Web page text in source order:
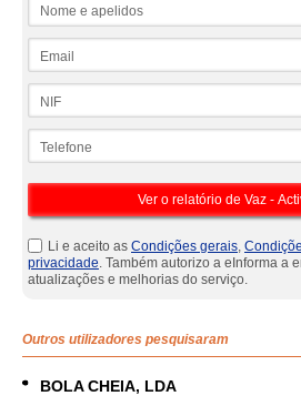
Li e aceito as Condições gerais,
privacidade. Também autorizo a eInforma a
atualizações e melhorias do serviço.
Outros utilizadores pesquisaram
BOLA CHEIA, LDA